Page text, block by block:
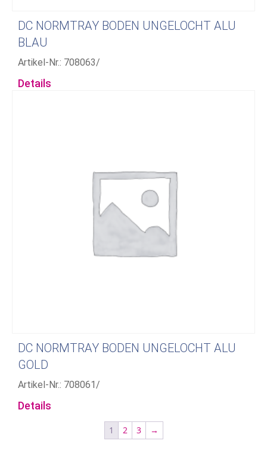
DC NORMTRAY BODEN UNGELOCHT ALU
BLAU
Artikel-Nr.: 708063/
Details
DC NORMTRAY BODEN UNGELOCHT ALU
GOLD
Artikel-Nr.: 708061/
Details
1 2 3 →